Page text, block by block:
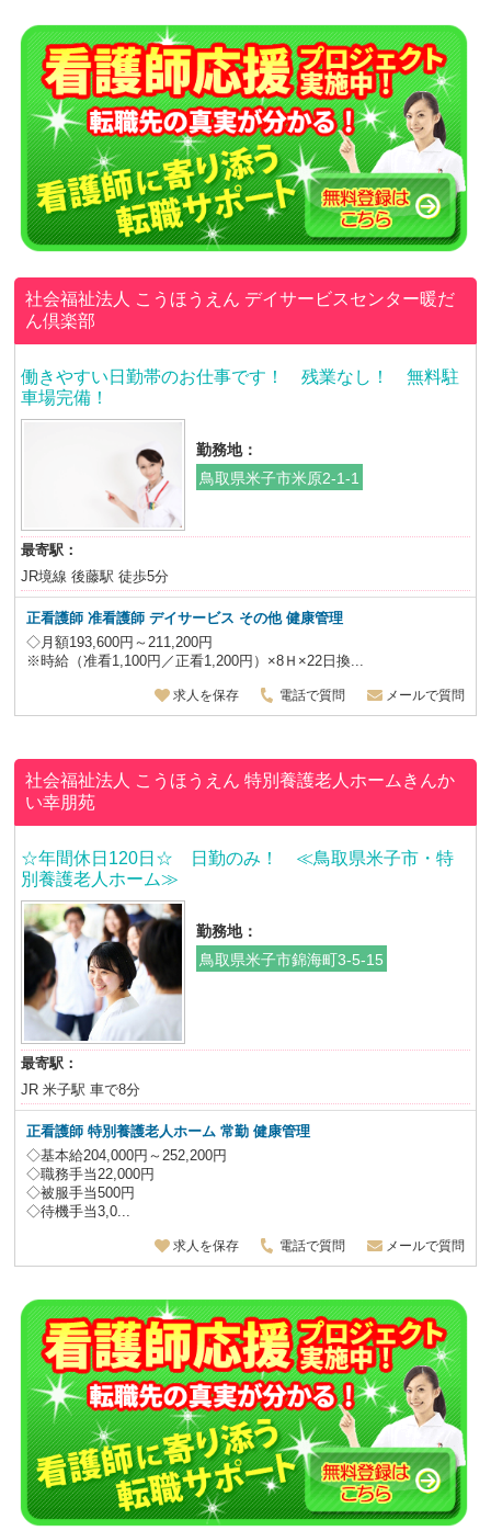
社会福祉法人 こうほうえん デイサービスセンター暖だ
ん倶楽部
働きやすい日勤帯のお仕事です！ 残業なし！ 無料駐
車場完備！
勤務地：
鳥取県米子市米原2-1-1
最寄駅：
JR境線 後藤駅 徒歩5分
正看護師 准看護師 デイサービス その他 健康管理
◇月額193,600円～211,200円
※時給（准看1,100円／正看1,200円）×8Ｈ×22日換...
求人を保存 電話で質問 メールで質問
社会福祉法人 こうほうえん特別養護老人ホームきんか
い幸朋苑
☆年間休日120日☆ 日勤のみ！ ≪鳥取県米子市・特
別養護老人ホーム≫
勤務地：
鳥取県米子市錦海町3-5-15
最寄駅：
JR 米子駅 車で8分
正看護師 特別養護老人ホーム常勤 健康管理
◇基本給204,000円～252,200円
◇職務手当22,000円
◇被服手当500円
◇待機手当3,0...
求人を保存 電話で質問 メールで質問